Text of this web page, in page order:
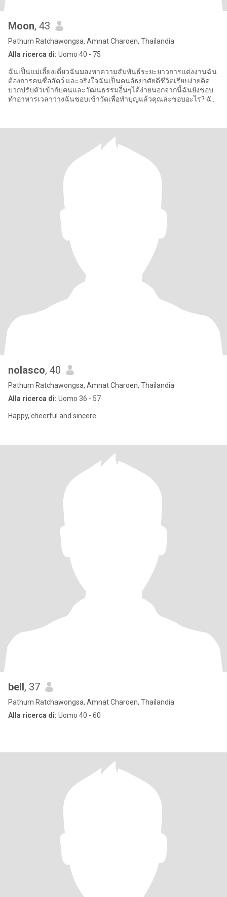
Moon, 43
Pathum Ratchawongsa, Amnat Charoen, Thailandia
Alla ricerca di: Uomo 40 - 75
ฉันเป็นแม่เลี้ยงเดี่ยวฉันมองหาความสัมพันธ์ระยะยาวการแต่งงานฉัน
ต้องการคนซื่อสัตว์ และจริงใจฉันเป็นคนอัธยาศัยดีชีวิตเรียบง่ายคิด
บวกปรับตัวเข้ากับคนและวัฒนธรรมอื่นๆได้ง่ายนอกจากนี้ฉันยังชอบ
ทำอาหารเวลาว่างฉันชอบเข้าวัดเพื่อทำบุญแล้วคุณล่ะชอบอะไร? ฉัน
nolasco, 40
Pathum Ratchawongsa, Amnat Charoen, Thailandia
Alla ricerca di: Uomo 36 - 57
Happy, cheerful and sincere
bell, 37
Pathum Ratchawongsa, Amnat Charoen, Thailandia
Alla ricerca di: Uomo 40 - 60